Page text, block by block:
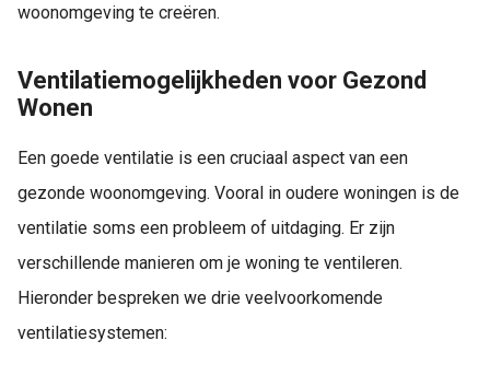
woonomgeving te creëren.
Ventilatiemogelijkheden voor Gezond
Wonen
Een goede ventilatie is een cruciaal aspect van een
gezonde woonomgeving. Vooral in oudere woningen is de
ventilatie soms een probleem of uitdaging. Er zijn
verschillende manieren om je woning te ventileren.
Hieronder bespreken we drie veelvoorkomende
ventilatiesystemen: